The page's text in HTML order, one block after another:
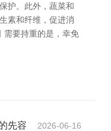
护。此外，蔬菜和
素和纤维，促进消
需要持重的是，幸免
先容 2026-06-16